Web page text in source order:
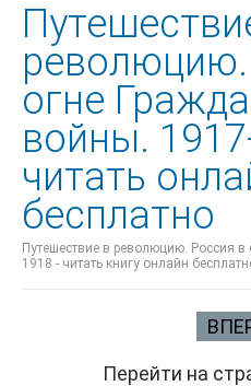
революцию.
огне
войны.
читать
бесплатно
Путешествие в революцию. Россия
1918 - читать книгу онлайн
Перейти на